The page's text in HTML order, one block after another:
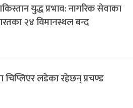
युद्ध प्रभाव: नागरिक सेवाका
२४ विमानस्थल बन्द
चिप्लिएर लडेका रहेछन् प्रचण्ड